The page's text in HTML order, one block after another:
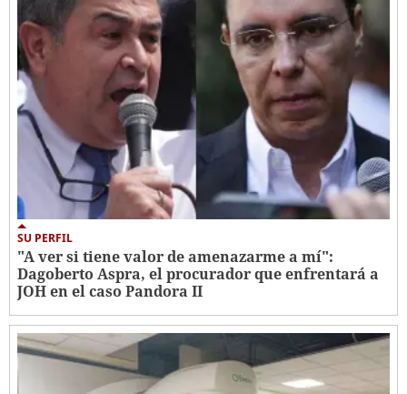
SU PERFIL
"A ver si tiene valor de amenazarme a mí":
Dagoberto Aspra, el procurador que enfrentará a
JOH en el caso Pandora II